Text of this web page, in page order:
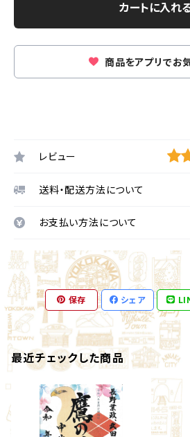
カートに入れ
商品をアプリでお
レビュー
送料・配送方法について
お支払い方法について
保存 シェア
最近チェックした商品